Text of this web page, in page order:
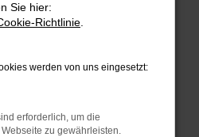
Error
aufgetreten.
die dir helfen können:
Firewall und deine
Sie hier:
Richtlinie
werden von uns eingesetzt:
erforderlich, um die
zu gewährleisten.